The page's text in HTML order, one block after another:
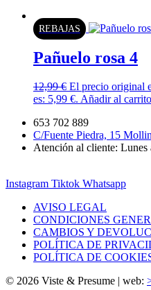
REBAJAS
Pañuelo rosa 4
12,99€ El precio original
es: 5,99 €. Añadir al carrito
653 702 889
C/Fuente Piedra, 15
Atención al cliente: Lunes
Instagram Tiktok Whatsapp
AVISO LEGAL
CONDICIONES
CAMBIOS Y
POLÍTICA DE
POLÍTICA DE
© 2026 Viste & Presume | web: